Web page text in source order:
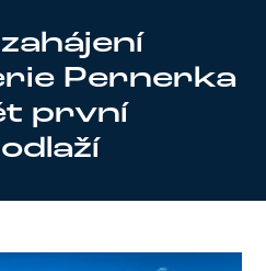
Pernerka
první